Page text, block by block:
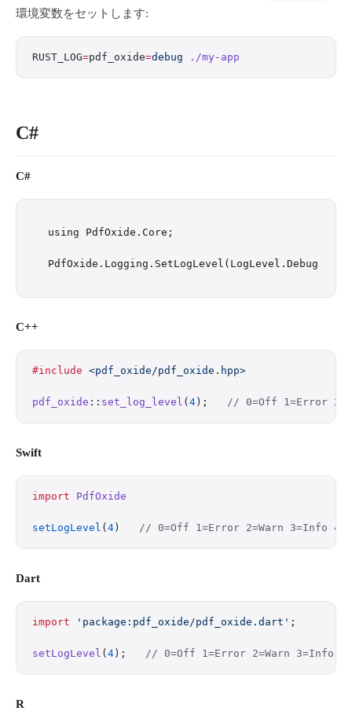
環境変数をセットします:
RUST_LOG=pdf_oxide=debug ./my-app
C#
C#
using PdfOxide.Core;
C++
#include <pdf_oxide/pdf_oxide.hpp>
pdf_oxide :: set_log_level ( 4 );
// 0=Off 1=Error
Swift
import PdfOxide
setLogLevel ( 4 ) // 0=Off 1=Error 2=Warn 3=Info
Dart
import 'package:pdf_oxide/pdf_oxide.dart' ;
setLogLevel ( 4 ); // 0=Off 1=Error 2=Warn 3=Info
R